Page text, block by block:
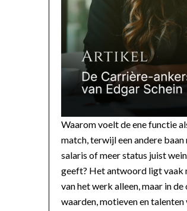
Waarom voelt de ene functie
match, terwijl een andere baan
salaris of meer status juist
geeft? Het antwoord ligt vaak
van het werk alleen, maar in
waarden, motieven en talenten